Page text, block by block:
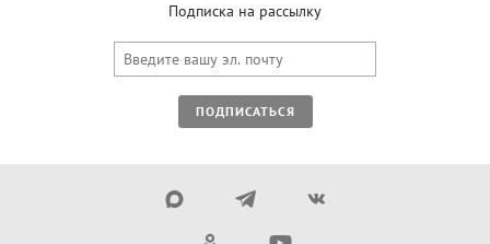
Подписка на рассылку
ПОДПИСАТЬСЯ